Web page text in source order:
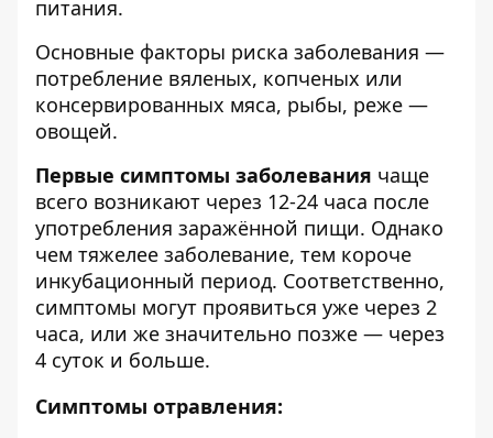
питания.
Основные факторы риска заболевания —
потребление вяленых, копченых или
консервированных мяса, рыбы, реже —
овощей.
Первые симптомы заболевания чаще
всего возникают через 12-24 часа после
употребления заражённой пищи. Однако
чем тяжелее заболевание, тем короче
инкубационный период. Соответственно,
симптомы могут проявиться уже через 2
часа, или же значительно позже — через
4 суток и больше.
Симптомы отравления: